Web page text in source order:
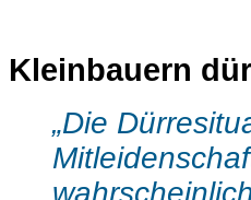
Kleinbauern
„Die